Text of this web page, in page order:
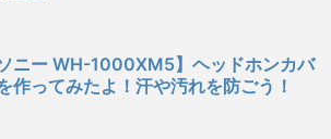
ソニー WH-1000XM5】ヘッドホンカバ
作ってみたよ！汗や汚れを防ごう！